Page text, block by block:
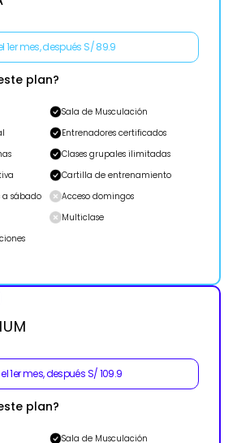
1er mes, después S/ 89.9
plan?
Sala de Musculación
Entrenadores certificados
Clases grupales ilimitadas
Cartilla de entrenamiento
a sábado
Acceso domingos
Multiclase
1er mes, después S/ 109.9
plan?
Sala de Musculación